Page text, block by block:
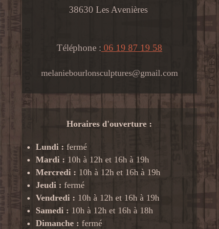
38630 Les Avenières
Téléphone : 06 19 87 19 58
melaniebourlonsculptures@gmail.com
Horaires d'ouverture :
Lundi : fermé
Mardi : 10h à 12h et 16h à 19h
Mercredi : 10h à 12h et 16h à 19h
Jeudi : fermé
Vendredi : 10h à 12h et 16h à 19h
Samedi : 10h à 12h et 16h à 18h
Dimanche : fermé